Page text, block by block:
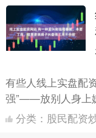
有些人线上实盘配
强”——放别人身上
定。声音一出来，
分类： 股民配资